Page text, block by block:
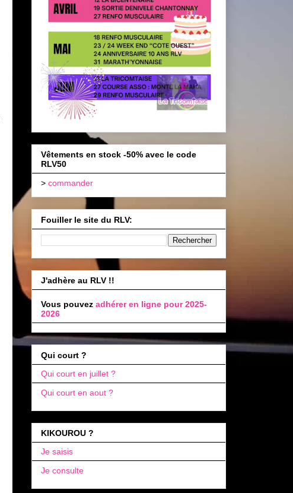
Vêtements en stock -50% avec le code
RLV50
> commander
Fouiller le site du RLV:
J'adhère au RLV !!
Vous pouvez adhérer en ligne pour 2025-
2026
Qui court ?
Qui court en juillet ?
Qui court en aout ?
KIKOUROU ?
Je saisis
Je consulte